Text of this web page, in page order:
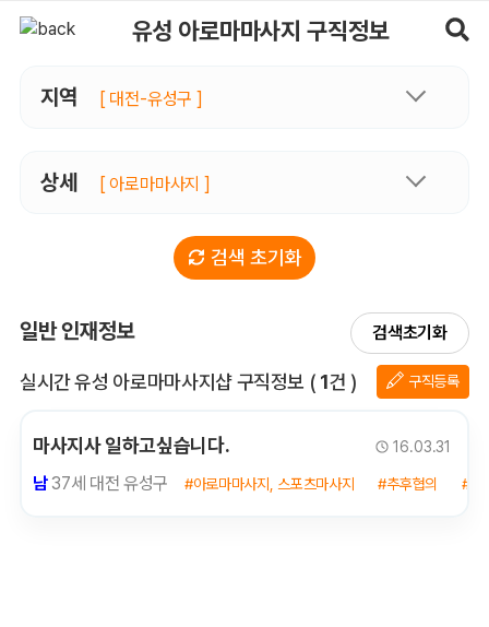
유성 아로마마사지 구직정보
지역 [ 대전-유성구 ]
상세 [ 아로마마사지 ]
검색 초기화
일반 인재정보 검색초기화
실시간 유성 아로마마사지샵 구직정보 전체 목록
( 1건 ) 구직등록
16.03.31
마사지사 일하고싶습니다.
남37세 대전 유성구 #아로마마사지, 스포츠마사지 #추후협의 #신